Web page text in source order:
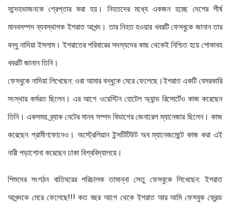
সন্দেহভাজনকে গ্রেপ্তার করা হয়। নিহতদের মধ্যে একজন হচ্ছে দেশের শীর্ষ
মানবসম্পদ ব্যবস্থাপক ইশরাত আখন্দ। তার নিহত হওয়ার খবরটি ফেসবুকে জানান তার
বন্ধু নাদিয়া ইসলাম। ইশরাতের পরিবারের সদস্যদের কাছ থেকেই নিশ্চিত হয়ে শোকাবহ
খবরটি জানান তিনি।
ফেসবুকে নাদিয়া লিখেছেন: ওরা আমার বন্ধুকে মেরে ফেলেছে।ইশরাত একটি বেসরকারি
সংস্থায় কর্মরত ছিলেন। এর আগে ওয়েস্টিন হোটেল অ্যান্ড রিসোর্টেও কাজ করেছেন
তিনি। একসময় ব্র্যাক নেটের মানব সম্পদ বিভাগের জেনারেল ম্যানেজার ছিলেন। কাজ
করেছেন গ্রামীণফোনেও। অস্ট্রেলিয়ান ইন্সটিটিউট অব ম্যানেজমেন্টে কাজ করা এই
নারী পড়াশোনা করেছেন ঢাকা বিশ্ববিদ্যালয়ে।
শিশুদের সংগঠন বাতিঘরের পরিচালক তামান্না সেতু ফেসবুকে লিখেছেন: ইশরাত
আখন্দকে মেরে ফেলেছে!!! কত বছর আগে থেকে ইশরাত আর আমি ফেসবুক ফ্রেন্ড